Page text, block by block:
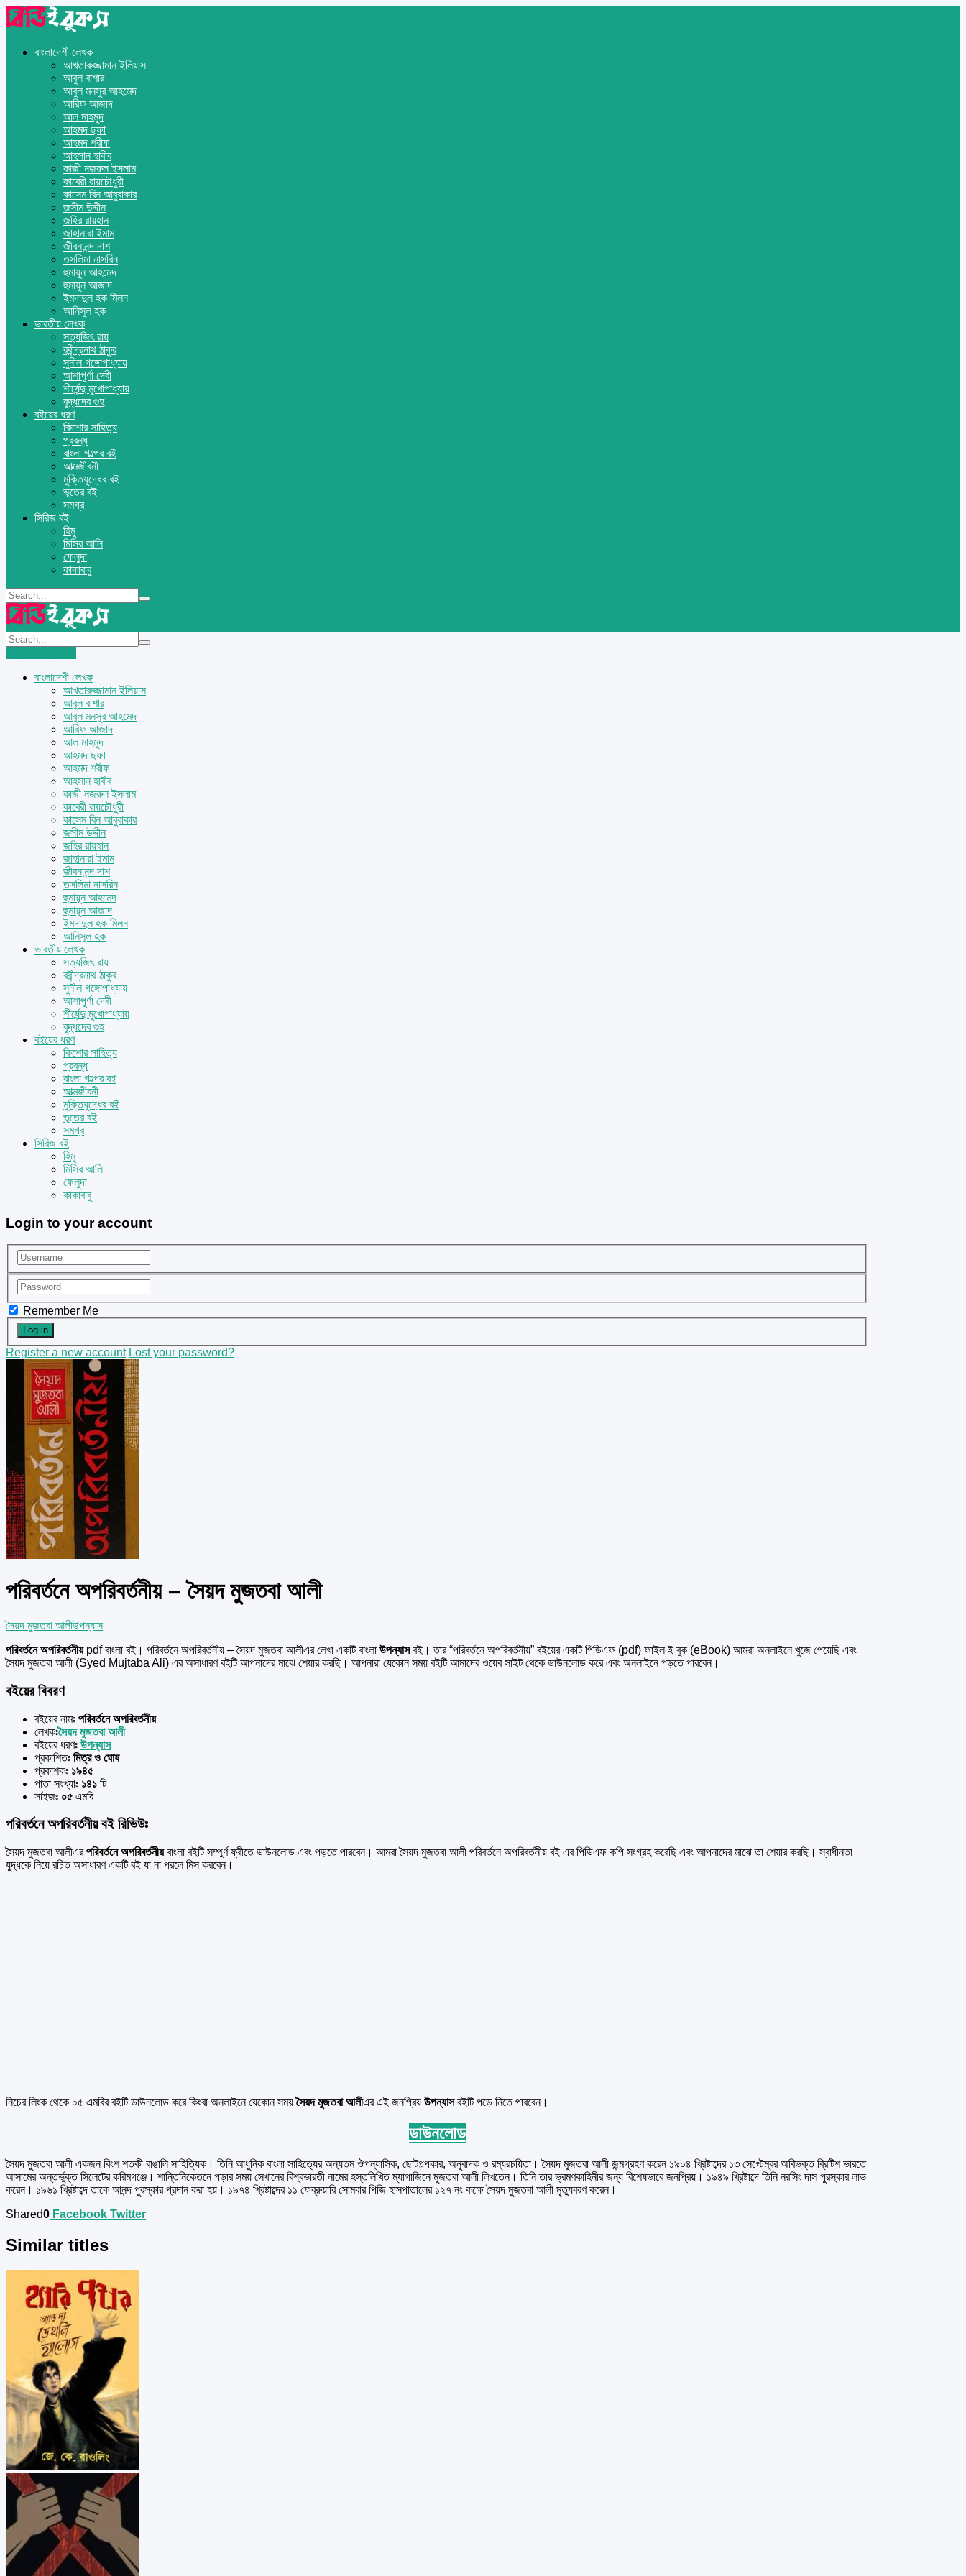
বাংলাদেশী লেখক
আখতারুজ্জামান ইলিয়াস
আবুল বাশার
আবুল মনসুর আহমেদ
আরিফ আজাদ
আল মাহমুদ
আহমদ ছফা
আহমদ শরীফ
আহসান হাবীব
কাজী নজরুল ইসলাম
কাবেরী রায়চৌধুরী
কাসেম বিন আবুবাকার
জসীম উদ্দীন
জহির রায়হান
জাহানারা ইমাম
জীবনানন্দ দাশ
তসলিমা নাসরিন
হুমায়ূন আহমেদ
হুমায়ুন আজাদ
ইমদাদুল হক মিলন
আনিসুল হক
ভারতীয় লেখক
সত্যজিৎ রায়
রবীন্দ্রনাথ ঠাকুর
সুনীল গঙ্গোপাধ্যায়
আশাপূর্ণা দেবী
শীর্ষেন্দু মুখোপাধ্যায়
বুদ্ধদেব গুহ
বইয়ের ধরণ
কিশোর সাহিত্য
প্রবন্ধ
বাংলা গল্পের বই
আত্মজীবনী
মুক্তিযুদ্ধের বই
ভূতের বই
সমগ্র
সিরিজ বই
হিমু
মিসির আলি
ফেলুদা
কাকাবাবু
বাংলাদেশী লেখক
আখতারুজ্জামান ইলিয়াস
আবুল বাশার
আবুল মনসুর আহমেদ
আরিফ আজাদ
আল মাহমুদ
আহমদ ছফা
আহমদ শরীফ
আহসান হাবীব
কাজী নজরুল ইসলাম
কাবেরী রায়চৌধুরী
কাসেম বিন আবুবাকার
জসীম উদ্দীন
জহির রায়হান
জাহানারা ইমাম
জীবনানন্দ দাশ
তসলিমা নাসরিন
হুমায়ূন আহমেদ
হুমায়ুন আজাদ
ইমদাদুল হক মিলন
আনিসুল হক
ভারতীয় লেখক
সত্যজিৎ রায়
রবীন্দ্রনাথ ঠাকুর
সুনীল গঙ্গোপাধ্যায়
আশাপূর্ণা দেবী
শীর্ষেন্দু মুখোপাধ্যায়
বুদ্ধদেব গুহ
বইয়ের ধরণ
কিশোর সাহিত্য
প্রবন্ধ
বাংলা গল্পের বই
আত্মজীবনী
মুক্তিযুদ্ধের বই
ভূতের বই
সমগ্র
সিরিজ বই
হিমু
মিসির আলি
ফেলুদা
কাকাবাবু
Login to your account
Remember Me
Register a new account Lost your password?
পরিবর্তনে অপরিবর্তনীয় – সৈয়দ মুজতবা আলী
সৈয়দ মুজতবা আলীউপন্যাস
পরিবর্তনে অপরিবর্তনীয়pdf বাংলা বই। পরিবর্তনে অপরিবর্তনীয় – সৈয়দ মুজতবা আলীএর লেখা একটি বাংলা উপন্যাসবই। তার “পরিবর্তনে অপরিবর্তনীয়” বইয়ের একটি পিডিএফ (pdf) ফাইল ই বুক (eBook) আমরা অনলাইনে খুজে পেয়েছি এবং
সৈয়দ মুজতবা আলী (Syed Mujtaba Ali) এর অসাধারণ বইটি আপনাদের মাঝে শেয়ার করছি। আপনারা যেকোন সময় বইটি আমাদের ওয়েব সাইট থেকে ডাউনলোড করে এবং অনলাইনে পড়তে পারবেন।
বইয়ের বিবরণ
বইয়ের নামঃ পরিবর্তনে অপরিবর্তনীয়
লেখকঃসৈয়দ মুজতবা আলী
বইয়ের ধরণঃ উপন্যাস
প্রকাশিতঃ মিত্র ও ঘোষ
প্রকাশকঃ ১৯৪৫
পাতা সংখ্যাঃ ১৪১ টি
সাইজঃ ০৫ এমবি
পরিবর্তনে অপরিবর্তনীয় বই রিভিউঃ
সৈয়দ মুজতবা আলীএরপরিবর্তনে অপরিবর্তনীয়বাংলা বইটি সম্পুর্ণ ফ্রীতে ডাউনলোড এবং পড়তে পারবেন। আমরা সৈয়দ মুজতবা আলী পরিবর্তনে অপরিবর্তনীয় বই এর পিডিএফ কপি সংগ্রহ করেছি এবং আপনাদের মাঝে তা শেয়ার করছি। স্বাধীনতা
যুদ্ধকে নিয়ে রচিত অসাধারণ একটি বই যা না পরলে মিস করবেন।
নিচের লিংক থেকে ০৫ এমবির বইটি ডাউনলোড করে কিংবা অনলাইনে যেকোন সময়সৈয়দ মুজতবা আলীএর এই জনপ্রিয় উপন্যাসবইটি পড়ে নিতে পারবেন।
ডাউনলোড
সৈয়দ মুজতবা আলী একজন বিংশ শতকী বাঙালি সাহিত্যিক। তিনি আধুনিক বাংলা সাহিত্যের অন্যতম ঔপন্যাসিক, ছোটগল্পকার, অনুবাদক ও রম্যরচয়িতা। সৈয়দ মুজতবা আলী জন্মগ্রহণ করেন ১৯০৪ খ্রিষ্টাব্দের ১৩ সেপ্টেম্বর অবিভক্ত ব্রিটিশ ভারতে
আসামের অন্তর্ভুক্ত সিলেটের করিমগঞ্জে। শান্তিনিকেতনে পড়ার সময় সেখানের বিশ্বভারতী নামের হস্তলিখিত ম্যাগাজিনে মুজতবা আলী লিখতেন। তিনি তার ভ্রমণকাহিনীর জন্য বিশেষভাবে জনপ্রিয়। ১৯৪৯ খ্রিষ্টাব্দে তিনি নরসিং দাস পুরস্কার লাভ
করেন। ১৯৬১ খ্রিষ্টাব্দে তাকে আনন্দ পুরস্কার প্রদান করা হয়। ১৯৭৪ খ্রিষ্টাব্দের ১১ ফেব্রুয়ারি সোমবার পিজি হাসপাতালের ১২৭ নং কক্ষে সৈয়দ মুজতবা আলী মৃত্যুবরণ করেন।
Shared0 Facebook Twitter
Similar titles